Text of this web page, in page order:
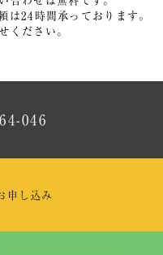
は24時間承っております。
ください。
046
申し込み